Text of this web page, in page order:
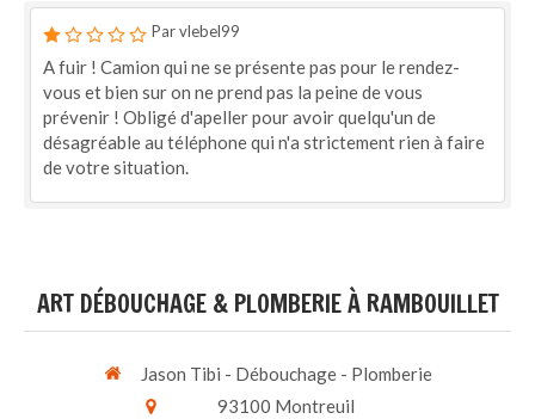
Par vlebel99
A fuir ! Camion qui ne se présente pas pour le rendez-
vous et bien sur on ne prend pas la peine de vous
prévenir ! Obligé d'apeller pour avoir quelqu'un de
désagréable au téléphone qui n'a strictement rien à faire
de votre situation.
ART DÉBOUCHAGE & PLOMBERIE À RAMBOUILLET
Jason Tibi - Débouchage - Plomberie
93100 Montreuil